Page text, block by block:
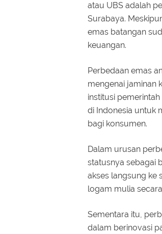
atau UBS adalah
Surabaya.
emas batangan
keuangan.
Perbedaan emas
mengenai jaminan
institusi
di Indonesia untuk
bagi konsumen.
Dalam urusan
statusnya sebagai
akses langsung ke
logam mulia
Sementara itu,
dalam berinovasi